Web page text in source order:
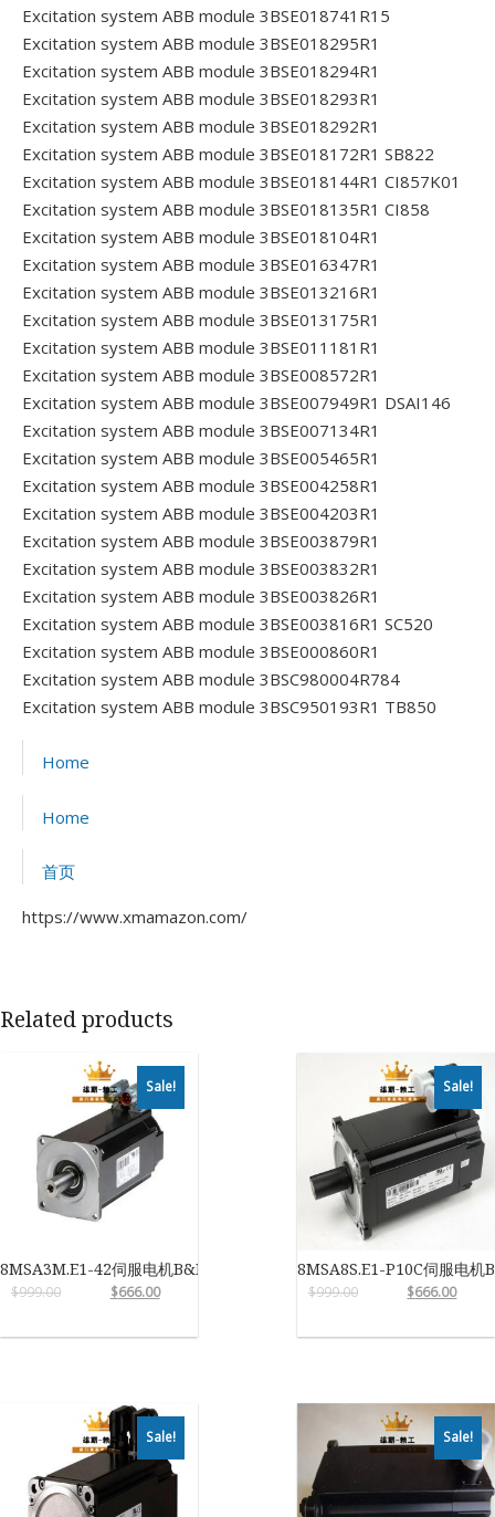
Excitation system ABB module 3BSE018741R15
Excitation system ABB module 3BSE018295R1
Excitation system ABB module 3BSE018294R1
Excitation system ABB module 3BSE018293R1
Excitation system ABB module 3BSE018292R1
Excitation system ABB module 3BSE018172R1 SB822
Excitation system ABB module 3BSE018144R1 CI857K01
Excitation system ABB module 3BSE018135R1 CI858
Excitation system ABB module 3BSE018104R1
Excitation system ABB module 3BSE016347R1
Excitation system ABB module 3BSE013216R1
Excitation system ABB module 3BSE013175R1
Excitation system ABB module 3BSE011181R1
Excitation system ABB module 3BSE008572R1
Excitation system ABB module 3BSE007949R1 DSAI146
Excitation system ABB module 3BSE007134R1
Excitation system ABB module 3BSE005465R1
Excitation system ABB module 3BSE004258R1
Excitation system ABB module 3BSE004203R1
Excitation system ABB module 3BSE003879R1
Excitation system ABB module 3BSE003832R1
Excitation system ABB module 3BSE003826R1
Excitation system ABB module 3BSE003816R1 SC520
Excitation system ABB module 3BSE000860R1
Excitation system ABB module 3BSC980004R784
Excitation system ABB module 3BSC950193R1 TB850
Home
Home
首页
https://www.xmamazon.com/
Related products
Sale!
8MSA3M.E1-42伺服电机B&R
$999.00 $666.00
Sale!
8MSA8S.E1-P10C伺服电机
$999.00 $666.00
Sale! Sale!